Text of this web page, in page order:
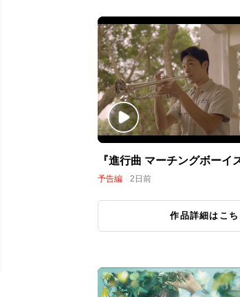
『進行曲 マーチングボーイ
予告編 2日前
作品詳細はこち